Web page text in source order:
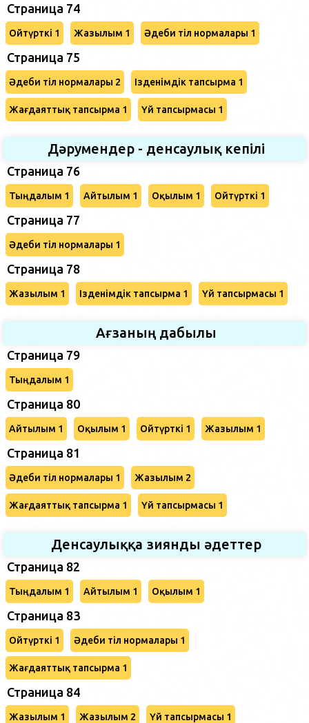
Страница 74
Ойтүрткі 1 Жазылым 1 Әдеби тіл нормалары 1
Страница 75
Әдеби тіл нормалары 2 Ізденімдік тапсырма 1
Жағдаяттық тапсырма 1 Үй тапсырмасы 1
Дәрумендер - денсаулық кепілі
Страница 76
Тыңдалым 1 Айтылым 1 Оқылым 1 Ойтүрткі 1
Страница 77
Әдеби тіл нормалары 1
Страница 78
Жазылым 1 Ізденімдік тапсырма 1 Үй тапсырмасы 1
Ағзаның дабылы
Страница 79
Тыңдалым 1
Страница 80
Айтылым 1 Оқылым 1 Ойтүрткі 1 Жазылым 1
Страница 81
Әдеби тіл нормалары 1 Жазылым 2
Жағдаяттық тапсырма 1 Үй тапсырмасы 1
Денсаулыққа зиянды әдеттер
Страница 82
Тыңдалым 1 Айтылым 1 Оқылым 1
Страница 83
Ойтүрткі 1 Әдеби тіл нормалары 1
Жағдаяттық тапсырма 1
Страница 84
Жазылым 1 Жазылым 2 Үй тапсырмасы 1